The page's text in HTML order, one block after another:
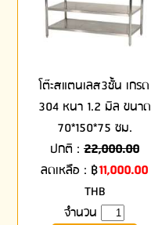
โต๊ะสแตนเลส3ชั้น เกรด
304 หนา 1.2 มิล ขนาด
70*150*75 ซม.
ปกติ : 22,000.00
ลดเหลือ : ฿11,000.00
THB
จำนวน